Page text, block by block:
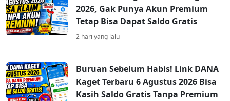
2026, Gak Punya Akun Premium
Tetap Bisa Dapat Saldo Gratis
2 hari yang lalu
Buruan Sebelum Habis! Link DANA
Kaget Terbaru 6 Agustus 2026 Bisa
Kasih Saldo Gratis Tanpa Premium